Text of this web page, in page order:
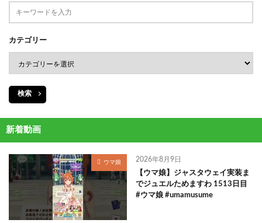
カテゴリー
検索
新着動画
ウマ娘 2026年8月9日
【ウマ娘】ジャスタウェイ実装ま
でジュエルためますわ 1513日目
#ウマ娘 #umamusume